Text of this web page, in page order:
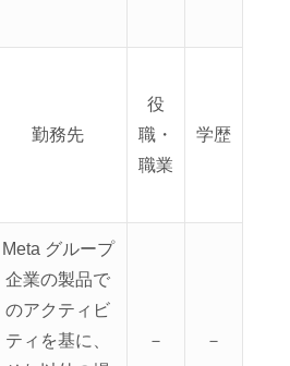
勤務先
役
職・
職業
学歴
Meta グループ
企業の製品で
のアクティビ
ティを基に、
－ －